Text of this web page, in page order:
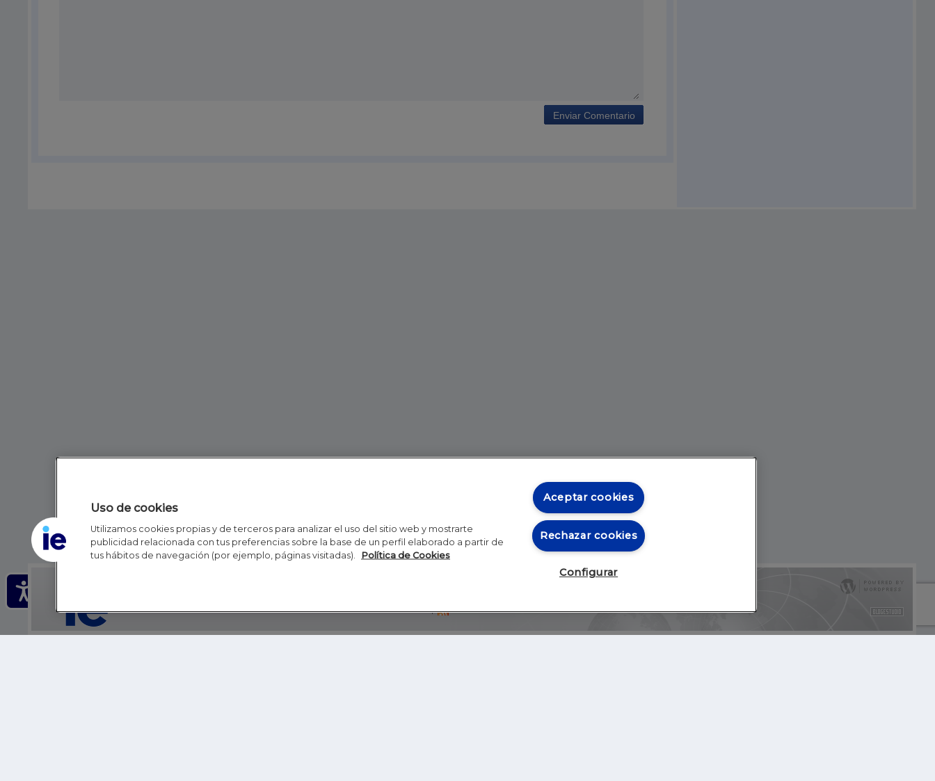
Inicio RSS
Uso de cookies
Utilizamos cookies propias y de terceros para analizar el uso del sitio web y mostrarte
publicidad relacionada con tus preferencias sobre la base de un perfil elaborado a partir de
tus hábitos de navegación (por ejemplo, páginas visitadas).
Política de Cookies
Aceptar cookies
Rechazar cookies
Configurar